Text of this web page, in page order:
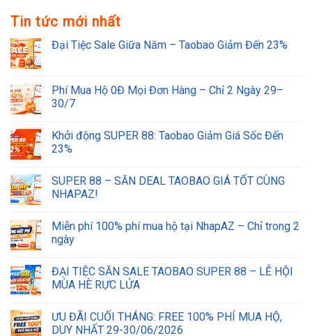
Tin tức mới nhất
Đại Tiệc Sale Giữa Năm – Taobao Giảm Đến 23%
Phí Mua Hộ 0Đ Mọi Đơn Hàng – Chỉ 2 Ngày 29–
30/7
Khởi động SUPER 88: Taobao Giảm Giá Sốc Đến
23%
SUPER 88 – SĂN DEAL TAOBAO GIÁ TỐT CÙNG
NHAPAZ!
Miễn phí 100% phí mua hộ tại NhapAZ – Chỉ trong 2
ngày
ĐẠI TIỆC SĂN SALE TAOBAO SUPER 88 – LỄ HỘI
MÙA HÈ RỰC LỬA
ƯU ĐÃI CUỐI THÁNG: FREE 100% PHÍ MUA HỘ,
DUY NHẤT 29-30/06/2026